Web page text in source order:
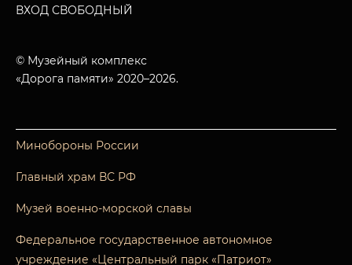
ВХОД СВОБОДНЫЙ
© Музейный комплекс
«Дорога памяти» 2020–2026.
Минобороны России
Главный храм ВС РФ
Музей военно-морской славы
Федеральное государственное автономное
учреждение «Центральный парк «Патриот»